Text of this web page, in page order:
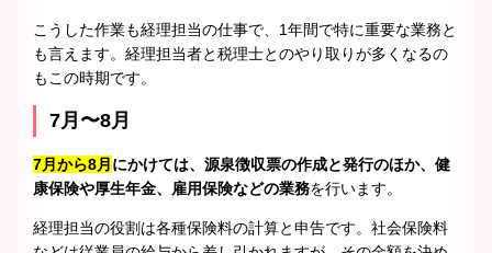
こうした作業も経理担当の仕事で、1年間で特に重要な業務と
も言えます。経理担当者と税理士とのやり取りが多くなるの
もこの時期です。
7月〜8月
7月から8月 にかけては、源泉徴収票の作成と発行のほか、健
康保険や厚生年金、雇用保険などの業務を行います。
経理担当の役割は各種保険料の計算と申告です。社会保険料